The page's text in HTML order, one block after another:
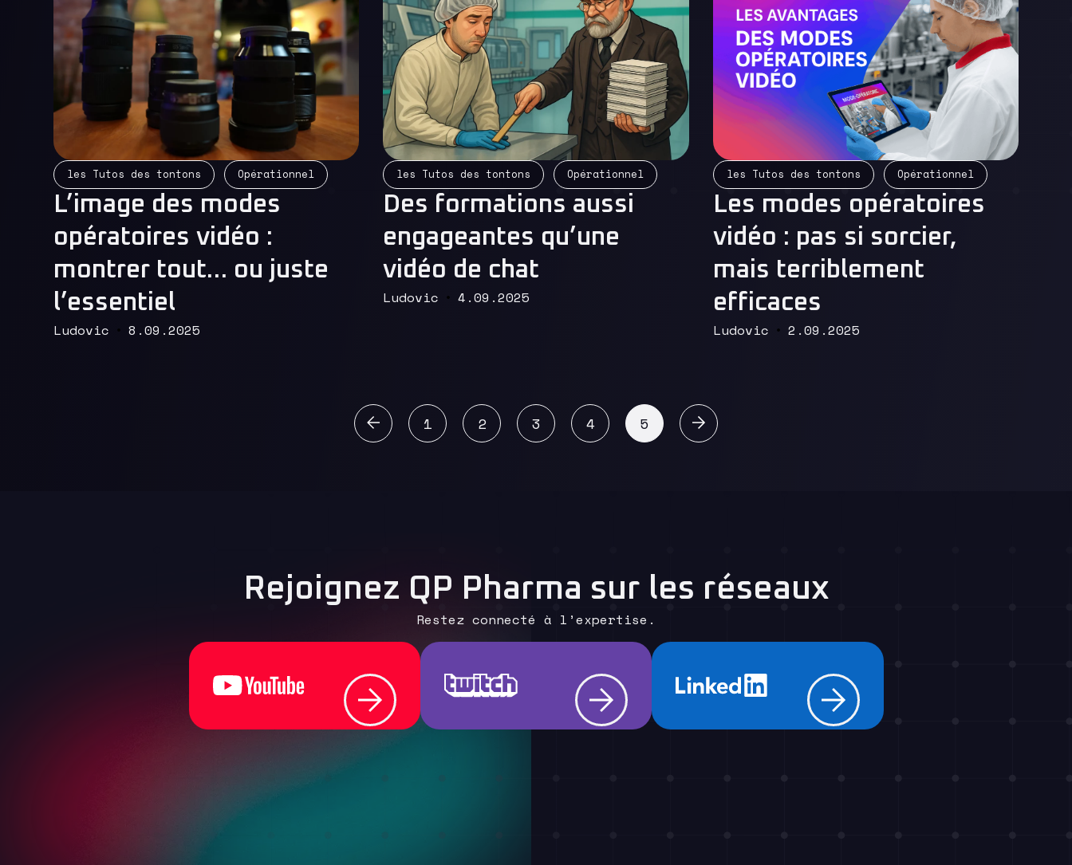
les Tutos des tontons Opérationnel
L’image des modes
opératoires vidéo :
montrer tout… ou juste
l’essentiel
Ludovic 8.09.2025
Read More
les Tutos des tontons Opérationnel
Des formations aussi
engageantes qu’une
vidéo de chat
Ludovic 4.09.2025
Read More
les Tutos des tontons Opérationnel
Les modes opératoires
vidéo : pas si sorcier,
mais terriblement
efficaces
Ludovic 2.09.2025
Read More
Précédent 1 2 3 4 5 Suivant
Rejoignez QP Pharma sur les réseaux
Restez connecté à l’expertise.